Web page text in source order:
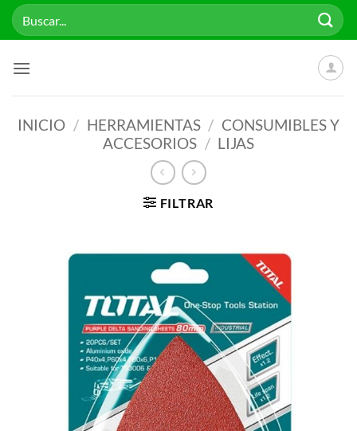
Saltar
Buscar
por:
INICIO / HERRAMIENTAS / CONSUMIBLES Y
ACCESORIOS / LIJAS
FILTRAR